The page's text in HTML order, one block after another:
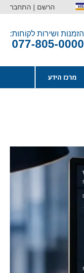
הרשם | התחבר
הזמנות ושירות לקוחות:
077-805-0000
מרכז הידע